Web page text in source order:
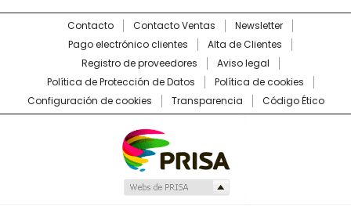
Contacto Contacto Ventas
Newsletter
Pago electrónico clientes
Alta de Clientes
Registro de proveedores
Aviso legal
Política de Protección de Datos
Política de cookies
Configuración de cookies
Transparencia Código Ético